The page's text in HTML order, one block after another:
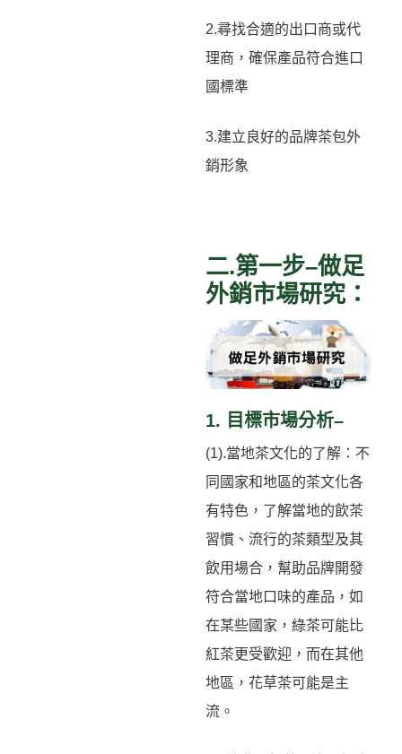
2.尋找合適的出口商或代
理商，確保產品符合進口
國標準
3.建立良好的品牌茶包外
銷形象
二.第一步–做足
外銷市場研究：
1. 目標市場分析–
(1).當地茶文化的了解：不
同國家和地區的茶文化各
有特色，了解當地的飲茶
習慣、流行的茶類型及其
飲用場合，幫助品牌開發
符合當地口味的產品，如
在某些國家，綠茶可能比
紅茶更受歡迎，而在其他
地區，花草茶可能是主
流。